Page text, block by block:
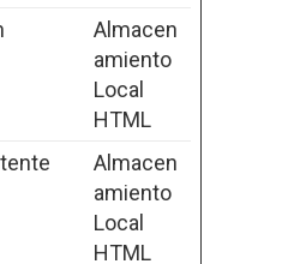
Almacen
amiento
Local
HTML
Almacen
amiento
Local
HTML